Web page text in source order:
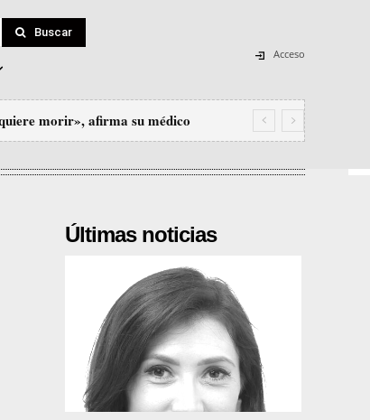
Buscar
Acceso
morir», afirma su médico
Últimas noticias